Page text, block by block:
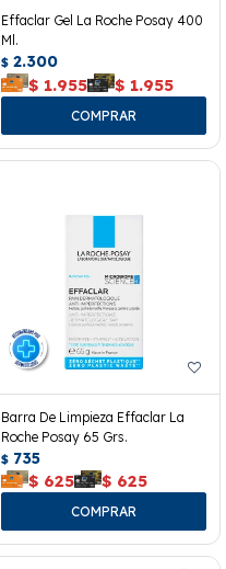
Effaclar Gel La Roche Posay 400
Ml.
$ 2.300
$ 1.955 $ 1.955
Barra De Limpieza Effaclar La
Roche Posay 65 Grs.
$ 735
$ 625 $ 625